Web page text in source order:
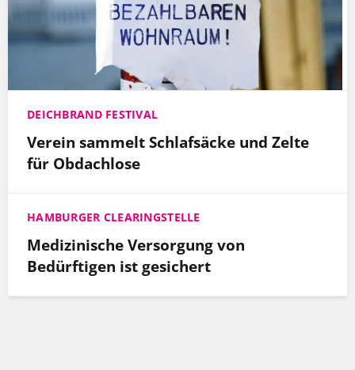
DEICHBRAND FESTIVAL
Verein sammelt Schlafsäcke und Zelte
für Obdachlose
HAMBURGER CLEARINGSTELLE
Medizinische Versorgung von
Bedürftigen ist gesichert